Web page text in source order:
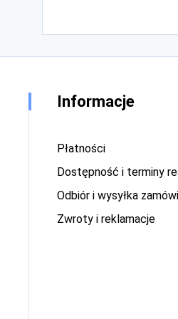
Informacje
Płatności
Dostępność i terminy
Odbiór i wysyłka
Zwroty i reklamacje